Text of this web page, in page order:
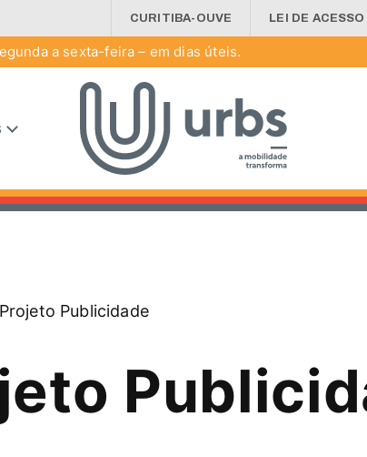
CURITIBA-OUVE LEI DE
a sexta-feira – em dias úteis.
Projeto Publicidade